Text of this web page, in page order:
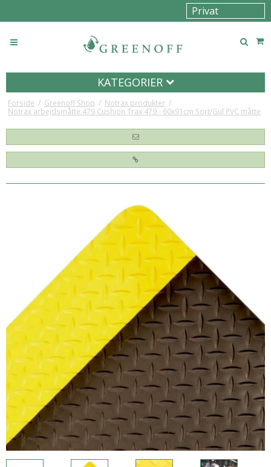
KATEGORIER
Forside / Greenoff Shop / Notrax produkter /
Notrax arbejdsmåtte 479 Cushion Trax 479 - 60x91cm Sort/Gul PVC måtte